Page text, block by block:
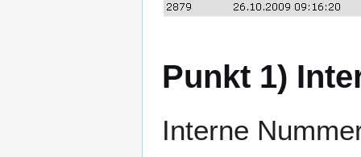
Punkt 1)
Interne